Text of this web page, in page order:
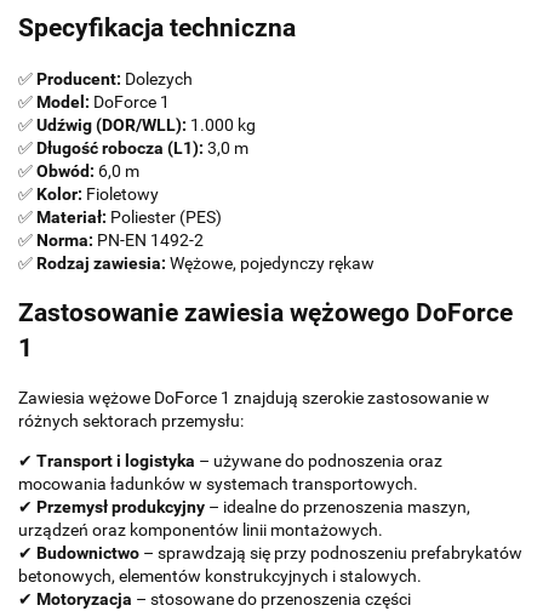
Specyfikacja techniczna
✅Producent: Dolezych
✅Model: DoForce 1
✅Udźwig (DOR/WLL): 1.000 kg
✅Długość robocza (L1): 3,0 m
✅Obwód: 6,0 m
✅Kolor: Fioletowy
✅Materiał: Poliester (PES)
✅Norma: PN-EN 1492-2
✅Rodzaj zawiesia: Wężowe, pojedynczy rękaw
Zastosowanie zawiesia wężowego DoForce
1
Zawiesia wężowe DoForce 1 znajdują szerokie zastosowanie w
różnych sektorach przemysłu:
✔ Transport i logistyka – używane do podnoszenia oraz
mocowania ładunków w systemach transportowych.
✔ Przemysł produkcyjny – idealne do przenoszenia maszyn,
urządzeń oraz komponentów linii montażowych.
✔ Budownictwo – sprawdzają się przy podnoszeniu prefabrykatów
betonowych, elementów konstrukcyjnych i stalowych.
✔ Motoryzacja – stosowane do przenoszenia części